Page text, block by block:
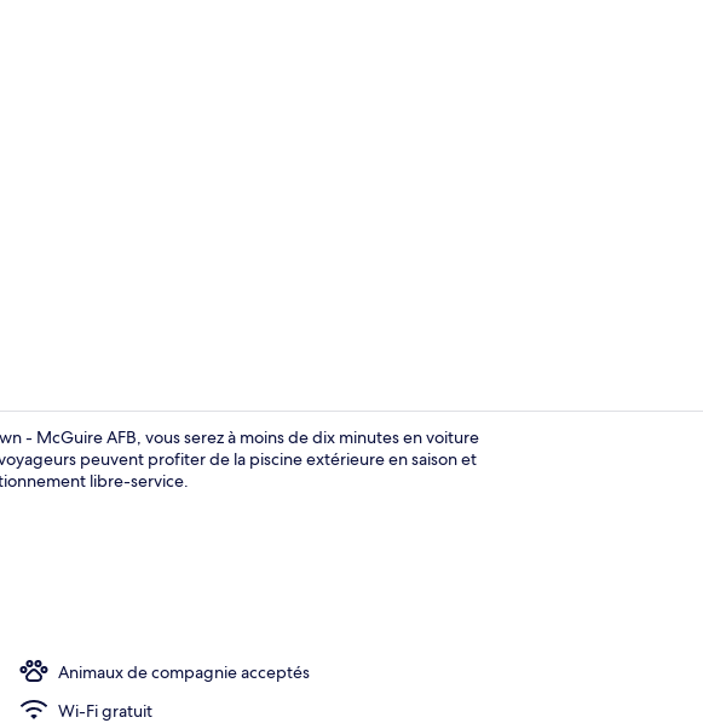
- McGuire AFB, vous serez à moins de dix minutes en voiture
peuvent profiter de la piscine extérieure en saison et
libre-service.
Animaux de compagnie acceptés
Wi-Fi gratuit